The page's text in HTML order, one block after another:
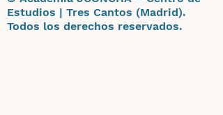
Estudios | Tres Cantos (Madrid).
Todos los derechos reservados.